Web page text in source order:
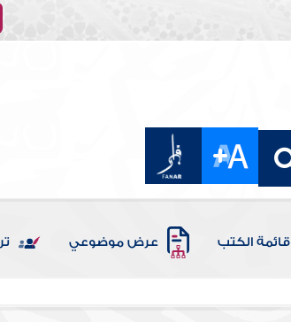
قائمة الكتب عرض موضوعي